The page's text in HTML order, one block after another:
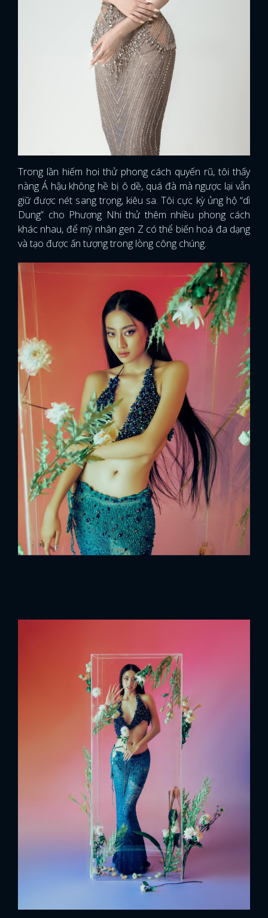
Trong lần hiếm hoi thử phong cách quyến rũ, tôi thấy
nàng Á hậu không hề bị ô dề, quá đà mà ngược lại vẫn
giữ được nét sang trọng, kiêu sa. Tôi cực kỳ ủng hộ “dì
Dung” cho Phương Nhi thử thêm nhiều phong cách
khác nhau, để mỹ nhân gen Z có thể biến hoá đa dạng
và tạo được ấn tượng trong lòng công chúng.